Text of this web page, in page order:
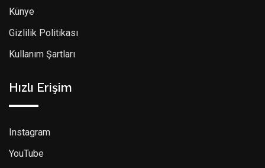
Künye
Gizlilik Politikası
Kullanım Şartları
Hızlı Erişim
Instagram
YouTube